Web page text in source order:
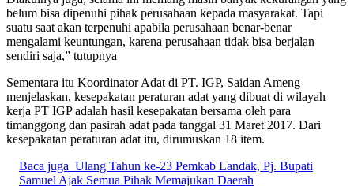
belum bisa dipenuhi pihak perusahaan kepada masyarakat. Tapi
suatu saat akan terpenuhi apabila perusahaan benar-benar
mengalami keuntungan, karena perusahaan tidak bisa berjalan
sendiri saja,” tutupnya
Sementara itu Koordinator Adat di PT. IGP, Saidan Ameng
menjelaskan, kesepakatan peraturan adat yang dibuat di wilayah
kerja PT IGP adalah hasil kesepakatan bersama oleh para
timanggong dan pasirah adat pada tanggal 31 Maret 2017. Dari
kesepakatan peraturan adat itu, dirumuskan 18 item.
Baca juga Ulang Tahun ke-23 Pemkab Landak, Pj. Bupati
Samuel Ajak Semua Pihak Memajukan Daerah